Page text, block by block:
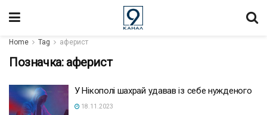
Home Tag аферист
Позначка: аферист
У Нікополі шахрай удавав із себе нужденого
18.11.2023